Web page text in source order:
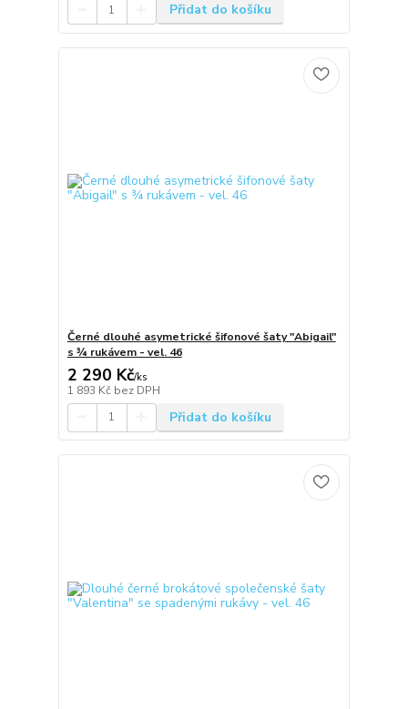
Přidat do košíku
Černé dlouhé asymetrické šifonové šaty "Abigail"
s ¾ rukávem - vel. 46
2 290 Kč/ks
1 893 Kč bez DPH
Přidat do košíku